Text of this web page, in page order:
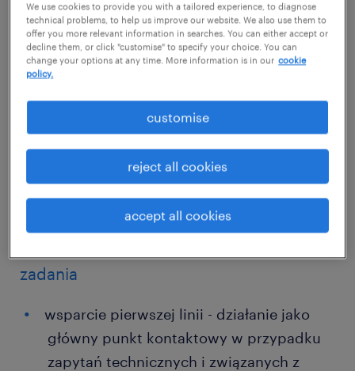
wspierającego największych producentów
pojazdów w optymalizacji procesów
technicznych - poszukujemy osoby na
stanowisko: Technical Helpdesk Agent Level
1 (k/m/n).
Dołącz do międzynarodowego zespołu, który
rozwiązuje najbardziej złożone zagadnienia
techniczne w świecie nowoczesnej
mobilności!
zadania
wsparcie pierwszej linii - działanie jako
główny punkt kontaktowy w przypadku
zapytań technicznych i związanych z
We use cookies to provide you with a tailored experience, to diagnose
technical problems, to help us improve our website. We also use them to
offer you more relevant information in searches. You can either accept or
decline them, or click "customise" to specify your choice. You can
change your options at any time. More information is in our cookie
policy.
accept all cookies
reject all cookies
customise